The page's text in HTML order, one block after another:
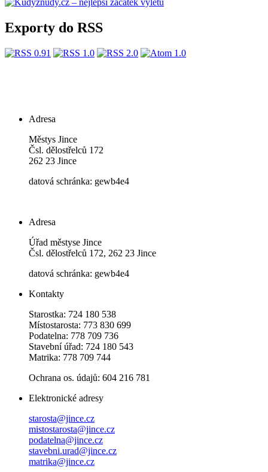
Exporty do RSS
Adresa
Městys Jince
Čsl. dělostřelců 172
262 23 Jince
datová schránka: gewb4e4
Adresa
Úřad městyse Jince
Čsl. dělostřelců 172, 262 23 Jince
datová schránka: gewb4e4
Kontakty
Starostka: 724 180 538
Místostarosta: 773 830 699
Podatelna: 778 709 736
Stavební úřad: 724 180 543
Matrika: 778 709 744
Ochrana os. údajů: 604 216 781
Elektronické adresy
starosta@jince.cz
mistostarosta@jince.cz
podatelna@jince.cz
stavebni.urad@jince.cz
matrika@jince.cz